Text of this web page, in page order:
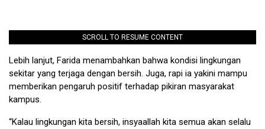
SCROLL TO RESUME CONTENT
Lebih lanjut, Farida menambahkan bahwa kondisi lingkungan
sekitar yang terjaga dengan bersih. Juga, rapi ia yakini mampu
memberikan pengaruh positif terhadap pikiran masyarakat
kampus.
“Kalau lingkungan kita bersih, insyaallah kita semua akan selalu